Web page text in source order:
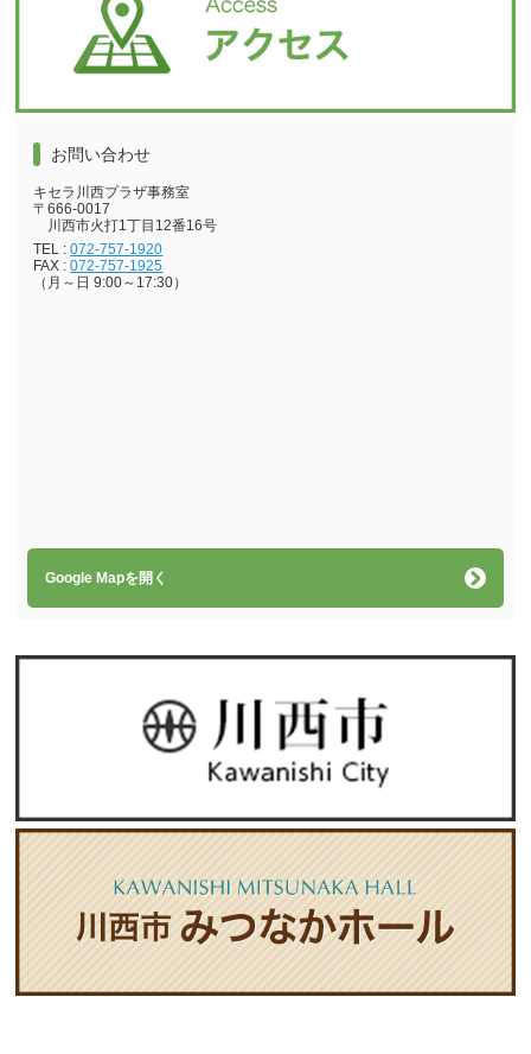
お問い合わせ
キセラ川西プラザ事務室
〒666-0017
川西市火打1丁目12番16号
TEL :072-757-1920
FAX :072-757-1925
（月～日 9:00～17:30）
Google Mapを開く